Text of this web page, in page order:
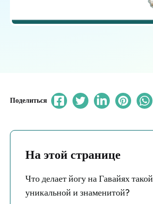
Поделиться
На этой странице
Что делает йогу на Гавайях такой
уникальной и знаменитой?